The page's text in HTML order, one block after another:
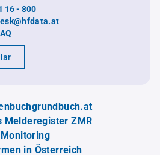
16 - 800
Melderegister ZMR
Monitoring
in Österreich